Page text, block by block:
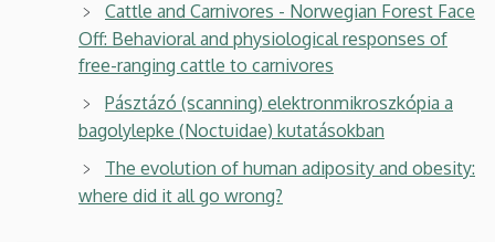
Cattle and Carnivores - Norwegian Forest Face
Off: Behavioral and physiological responses of
free-ranging cattle to carnivores
Pásztázó (scanning) elektronmikroszkópia a
bagolylepke (Noctuidae) kutatásokban
The evolution of human adiposity and obesity:
where did it all go wrong?